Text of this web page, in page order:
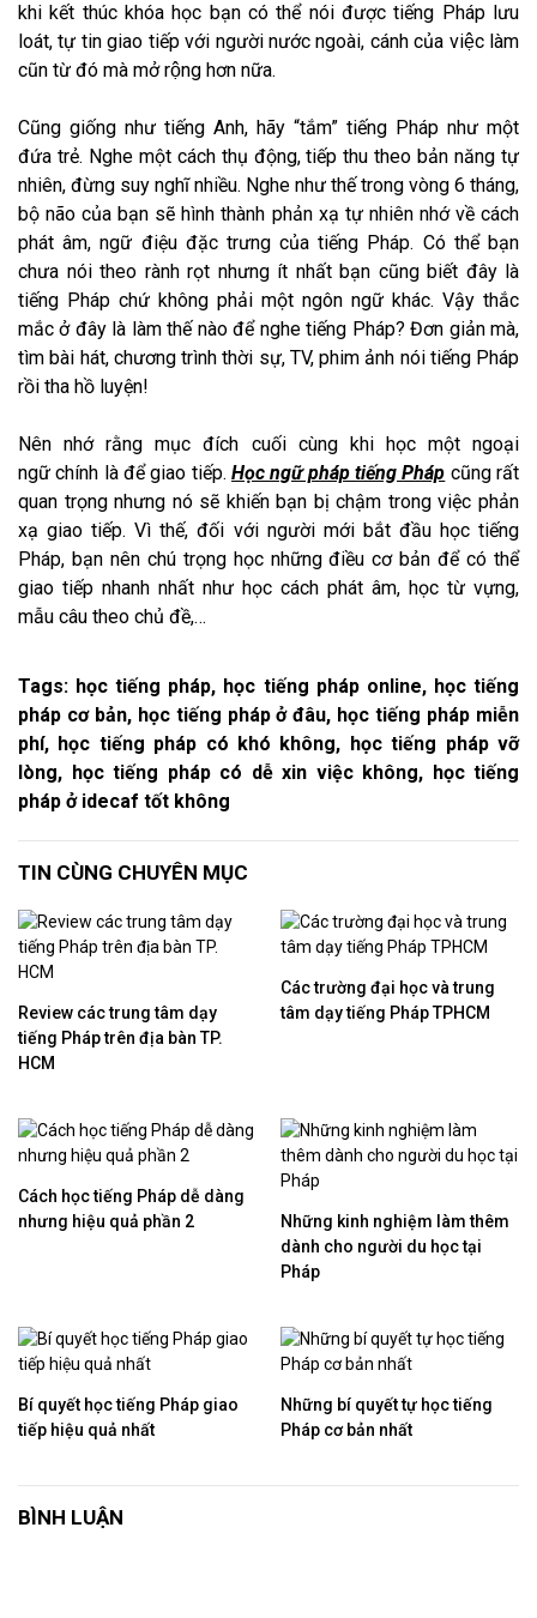
khi kết thúc khóa học bạn có thể nói được tiếng Pháp lưu
loát, tự tin giao tiếp với người nước ngoài, cánh của việc làm
cũn từ đó mà mở rộng hơn nữa.
Cũng giống như tiếng Anh, hãy “tắm” tiếng Pháp như một
đứa trẻ. Nghe một cách thụ động, tiếp thu theo bản năng tự
nhiên, đừng suy nghĩ nhiều. Nghe như thế trong vòng 6 tháng,
bộ não của bạn sẽ hình thành phản xạ tự nhiên nhớ về cách
phát âm, ngữ điệu đặc trưng của tiếng Pháp. Có thể bạn
chưa nói theo rành rọt nhưng ít nhất bạn cũng biết đây là
tiếng Pháp chứ không phải một ngôn ngữ khác. Vậy thắc
mắc ở đây là làm thế nào để nghe tiếng Pháp? Đơn giản mà,
tìm bài hát, chương trình thời sự, TV, phim ảnh nói tiếng Pháp
rồi tha hồ luyện!
Nên nhớ rằng mục đích cuối cùng khi học một ngoại
ngữ chính là để giao tiếp. Học ngữ pháp tiếng Pháp cũng rất
quan trọng nhưng nó sẽ khiến bạn bị chậm trong việc phản
xạ giao tiếp. Vì thế, đối với người mới bắt đầu học tiếng
Pháp, bạn nên chú trọng học những điều cơ bản để có thể
giao tiếp nhanh nhất như học cách phát âm, học từ vựng,
mẫu câu theo chủ đề,…
Tags: học tiếng pháp, học tiếng pháp online, học tiếng
pháp cơ bản, học tiếng pháp ở đâu, học tiếng pháp miễn
phí, học tiếng pháp có khó không, học tiếng pháp vỡ
lòng, học tiếng pháp có dễ xin việc không, học tiếng
pháp ở idecaf tốt không
TIN CÙNG CHUYÊN MỤC
Review các trung tâm dạy
tiếng Pháp trên địa bàn TP.
HCM
Các trường đại học và trung
tâm dạy tiếng Pháp TPHCM
Cách học tiếng Pháp dễ dàng
nhưng hiệu quả phần 2
​Những kinh nghiệm làm thêm
dành cho người du học tại
Pháp
Bí quyết học tiếng Pháp giao
tiếp hiệu quả nhất
Những bí quyết tự học tiếng
Pháp cơ bản nhất
BÌNH LUẬN